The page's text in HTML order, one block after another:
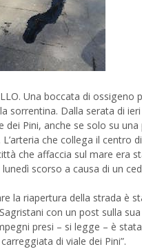
Una boccata di
sorrentina. Dalla serata di
dei Pini, anche se solo su una
che collega il centro
che affaccia sul mare era
scorso a causa di un
la riapertura della strada è
con un post sulla
presi – si legge – è
di viale dei Pini”.